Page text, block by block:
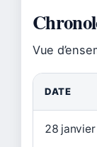
Vue
DATE
28